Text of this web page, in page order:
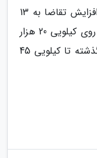
قیمت موز در فروردین امسال به سبب افزایش تقاضا به 13
هزار تومان رسید و پس از اینکه مدتی روی کیلویی 20 هزار
تومان ثبات نسبی داشت اما در هفته گذشته تا کیلویی 45